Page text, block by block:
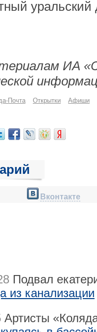
ИА
Почта Открытки Афиши
Вконтакте
Подвал
из канализации
Артисты